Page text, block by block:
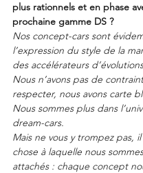
plus rationnels et en phase
prochaine gamme DS ?
Nos concept-cars sont
l’expression du style de la
des accélérateurs
Nous n’avons pas de
respecter, nous avons carte
Nous sommes plus dans
dream-cars.
Mais ne vous y trompez pas,
chose à laquelle nous
attachés : chaque concept